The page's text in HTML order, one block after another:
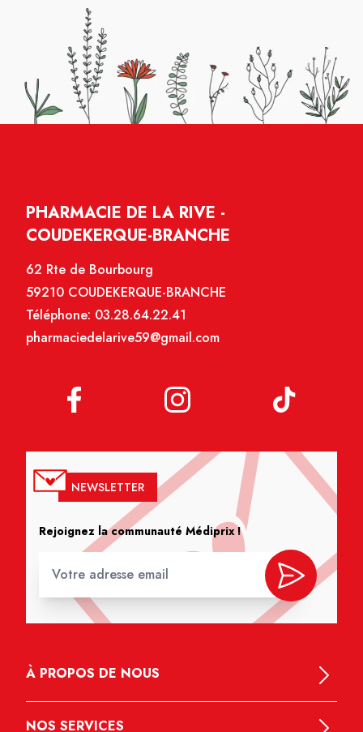
PHARMACIE DE LA RIVE -
COUDEKERQUE-BRANCHE
62 Rte de Bourbourg
59210 COUDEKERQUE-BRANCHE
Téléphone: 03.28.64.22.41
pharmaciedelarive59@gmail.com
NEWSLETTER
Rejoignez la communauté Médiprix !
À PROPOS DE NOUS
NOS SERVICES